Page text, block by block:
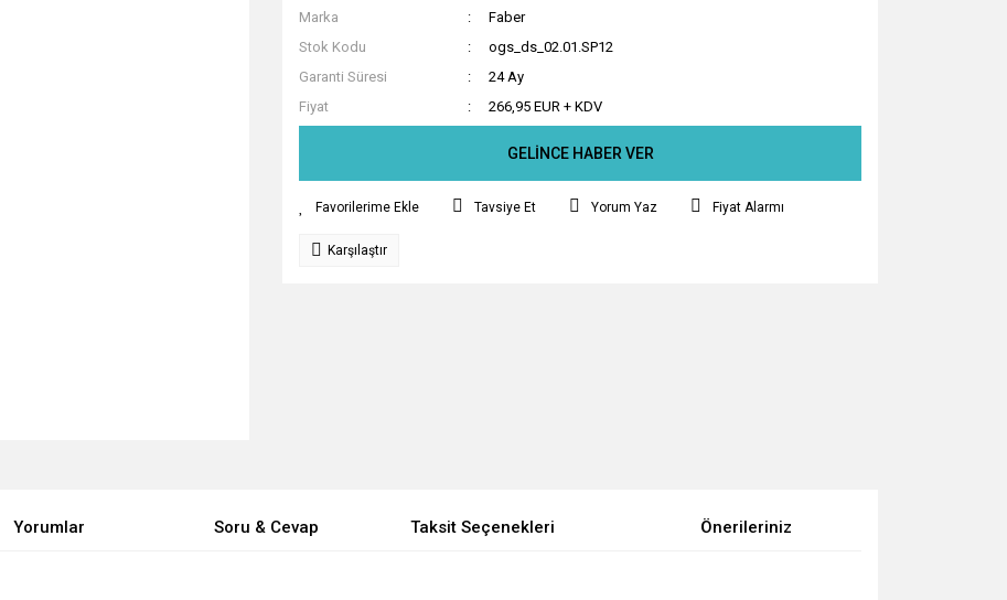
Marka
Faber
Stok Kodu
ogs_ds_02.01.SP12
Garanti Süresi
24 Ay
Fiyat
266,95 EUR + KDV
GELİNCE HABER VER
Tavsiye Et Yorum Yaz Fiyat Alarmı
Karşılaştır
Yorumlar Soru & Cevap Taksit Seçenekleri Önerileriniz